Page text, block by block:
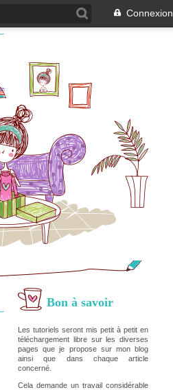
Connexion
Bon à savoir
Les tutoriels seront mis petit à petit en
téléchargement libre sur les diverses
pages que je propose sur mon blog
ainsi que dans chaque article
concerné.
Cela demande un travail considérable